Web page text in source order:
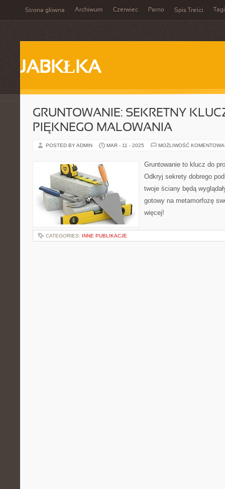
Strona główna Archiwum Czerwiec Parno Spis Treści Tagi
JABKŁKA
GRUNTOWANIE: SEKRETNY
PIĘKNEGO MALOWANIA
POSTED BY ADMIN MAR - 11 - 2025 MOŻLIWOŚĆ
Gruntowanie to klucz do
Odkryj sekrety dobrego
twoje ściany będą
gotowy na metamorfozę
więcej!
CATEGORIES: INNE PUBLIKACJE